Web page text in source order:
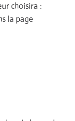
choisira :
la page